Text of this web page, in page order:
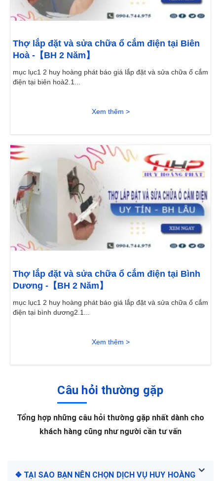
Thợ lắp đặt và sửa chữa ổ cắm điện tại Biên
Hoà -【BH 2 Năm】
mục lục1 2 huy hoàng phát báo giá lắp đặt và sửa chữa ổ cắm
điện tại biên hoà2.1...
Xem thêm >
Thợ lắp đặt và sửa chữa ổ cắm điện tại Bình
Dương -【BH 2 Năm】
mục lục1 2 huy hoàng phát báo giá lắp đặt và sửa chữa ổ cắm
điện tại bình dương2.1...
Xem thêm >
Câu hỏi thường gặp
Tổng hợp những câu hỏi thường gặp nhất dành cho
khách hàng cũng như người cần tư vấn
❖ TẠI SAO BẠN NÊN CHỌN DỊCH VỤ HUY HOÀNG